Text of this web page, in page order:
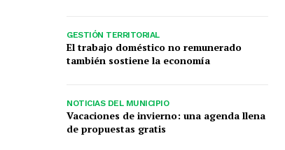
GESTIÓN TERRITORIAL
El trabajo doméstico no remunerado
también sostiene la economía
NOTICIAS DEL MUNICIPIO
Vacaciones de invierno: una agenda llena
de propuestas gratis